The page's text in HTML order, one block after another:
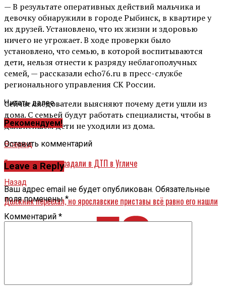
— В результате оперативных действий мальчика и
девочку обнаружили в городе Рыбинск, в квартире у
их друзей. Установлено, что их жизни и здоровью
ничего не угрожает. В ходе проверки было
установлено, что семью, в которой воспитываются
дети, нельзя отнести к разряду неблагополучных
семей, — рассказали echo76.ru в пресс-службе
регионального управления СК России.
Сейчас следователи выясняют почему дети ушли из
дома. С семьей будут работать специалисты, чтобы в
дальнейшем дети не уходили из дома.
Вперед
Три человека пострадали в ДТП в Угличе
Назад
Должник переехал, но ярославские приставы всё равно его нашли
Читать далее ...
Рекомендуем!
Оставить комментарий
Leave a Reply
Ваш адрес email не будет опубликован. Обязательные
поля помечены*
Комментарий *